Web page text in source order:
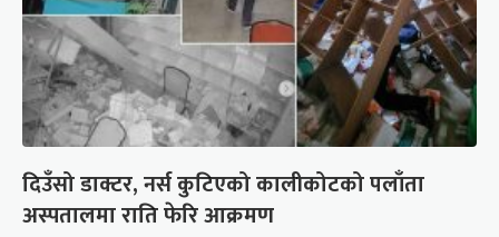
दिउँसो डाक्टर, नर्स कुटिएको कालीकोटको पलाँता
अस्पतालमा राति फेरि आक्रमण